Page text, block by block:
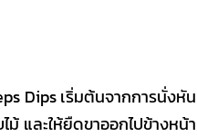
Dips เริ่มต้นจากการนั่งหัน
และให้ยืดขาออกไปข้างหน้า